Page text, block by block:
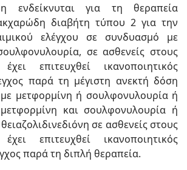
ενδείκνυται για τη θεραπεία
διαβήτη τύπου 2 για την
ελέγχου σε συνδυασμό με
σε ασθενείς στους
επιτευχθεί ικανοποιητικός
παρά τη μέγιστη ανεκτή δόση
μετφορμίνη ή σουλφονυλουρία ή
και σουλφονυλουρία ή
σε ασθενείς στους
επιτευχθεί ικανοποιητικός
παρά τη διπλή θεραπεία.